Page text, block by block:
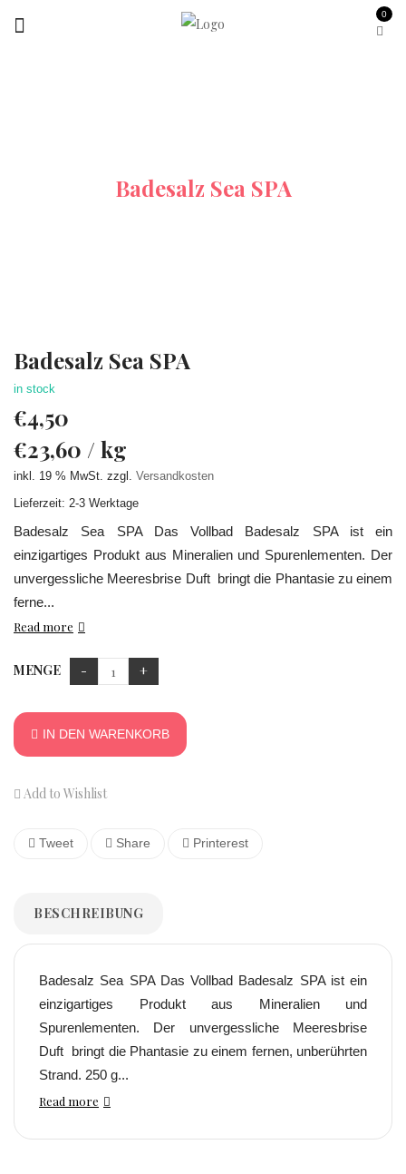
0
Badesalz Sea SPA
Badesalz Sea SPA
in stock
€4,50
€23,60 / kg
inkl. 19 % MwSt. zzgl. Versandkosten
Lieferzeit: 2-3 Werktage
Badesalz Sea SPA Das Vollbad Badesalz SPA ist ein
einzigartiges Produkt aus Mineralien und Spurenlementen. Der
unvergessliche Meeresbrise Duft bringt die Phantasie zu einem
ferne...
Read more
MENGE
IN DEN WARENKORB
Add to Wishlist
Tweet Share Printerest
BESCHREIBUNG
Badesalz Sea SPA Das Vollbad Badesalz SPA ist ein
einzigartiges Produkt aus Mineralien und
Spurenlementen. Der unvergessliche Meeresbrise
Duft bringt die Phantasie zu einem fernen, unberührten
Strand. 250 g...
Read more